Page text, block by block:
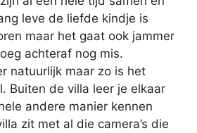
leve de liefde kindje is
maar het gaat ook jammer
achteraf nog mis.
natuurlijk maar zo is het
Buiten de villa leer je elkaar
andere manier kennen
zit met al die camera’s die